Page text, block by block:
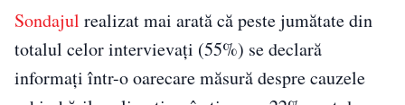
Sondajul realizat mai arată că peste jumătate din
totalul celor intervievaţi (55%) se declară
informaţi într-o oarecare măsură despre cauzele